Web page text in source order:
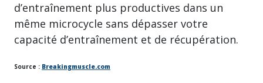
d’entraînement plus productives dans un
même microcycle sans dépasser votre
capacité d’entraînement et de récupération.
Source : Breakingmuscle.com